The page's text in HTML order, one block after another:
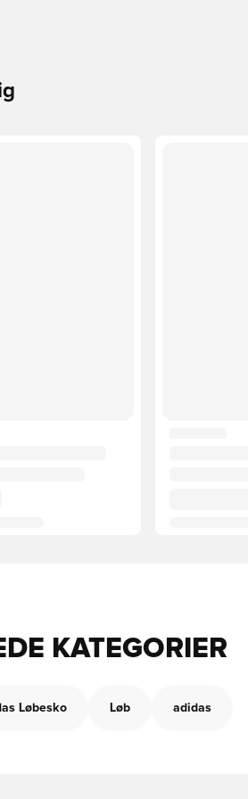
KATEGORIER
Løbesko Løb adidas